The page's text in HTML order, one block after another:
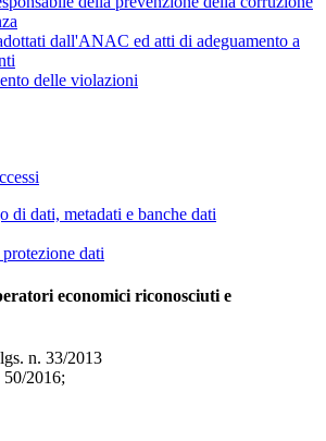
dall'ANAC ed atti di adeguamento a
delle violazioni
di dati, metadati e banche dati
dati
economici riconosciuti e
n. 33/2013
50/2016;